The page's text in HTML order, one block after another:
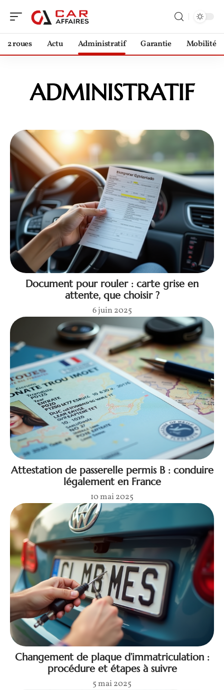
2 roues Actu Administratif Garantie Mobilité
ADMINISTRATIF
Document pour rouler : carte grise en
attente, que choisir ?
6 juin 2025
Attestation de passerelle permis B : conduire
légalement en France
10 mai 2025
Changement de plaque d’immatriculation :
procédure et étapes à suivre
5 mai 2025